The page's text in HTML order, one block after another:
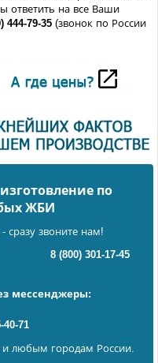
ответить на все Ваши
444-79-35 (звонок по России
по
ЖБИ
сразу звоните нам!
8 (800) 301-17-45
мессенджеры:
40-71
любым городам России.